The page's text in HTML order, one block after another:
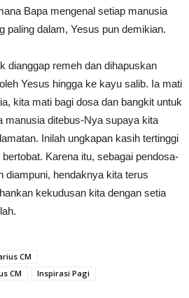
Bapa mengenal setiap manusia
paling dalam, Yesus pun demikian.
dianggap remeh dan dihapuskan
Yesus hingga ke kayu salib. Ia mati
kita mati bagi dosa dan bangkit untuk
manusia ditebus-Nya supaya kita
Inilah ungkapan kasih tertinggi
Karena itu, sebagai pendosa-
diampuni, hendaknya kita terus
kekudusan kita dengan setia
CM
CM
Inspirasi Pagi